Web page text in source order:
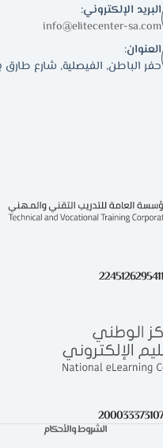
البريد الإلكتروني:
info@elitecenter-sa.com
العنوان:
حفر الباطن, الفيصلية, شارع طارق
الشروط والأحكام